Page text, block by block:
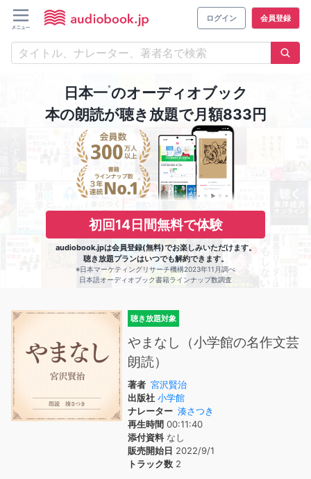
ログイン 会員登録
日本一※のオーディオブック
本の朗読が聴き放題で月額833円
初回14日間無料で体験
audiobook.jpは会員登録(無料)でお楽しみいただけます。
聴き放題プランはいつでも解約できます。
※日本マーケティングリサーチ機構2023年11月調べ
日本語オーディオブック書籍ラインナップ数調査
聴き放題対象
やまなし（小学館の名作文芸
朗読）
著者 宮沢賢治
出版社 小学館
ナレーター 湊さつき
再生時間 00:11:40
添付資料なし
販売開始日 2022/9/1
トラック数 2